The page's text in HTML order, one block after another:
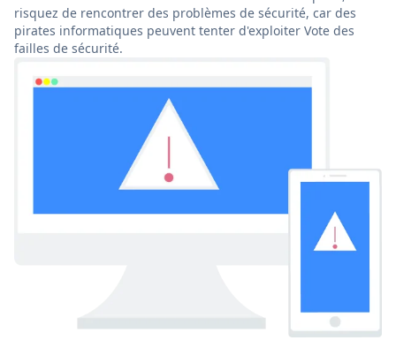
risquez de rencontrer des problèmes de sécurité, car des
pirates informatiques peuvent tenter d'exploiter Vote des
failles de sécurité.